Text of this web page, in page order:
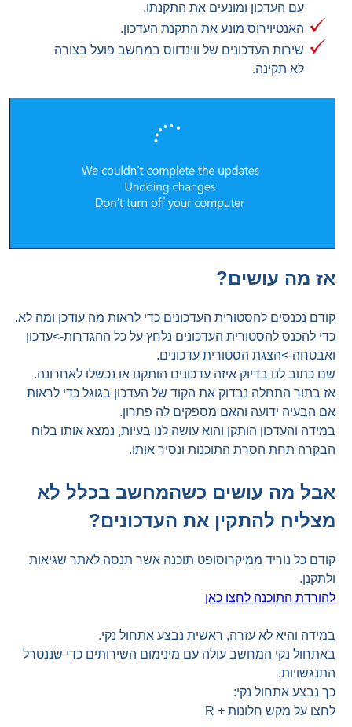
עם העדכון ומונעים את התקנתו.
האנטיוירוס מונע את התקנת העדכון.
שירות העדכונים של ווינדווס במחשב פועל בצורה
לא תקינה.
אז מה עושים?
קודם נכנסים להסטורית העדכונים כדי לראות מה עודכן ומה לא.
כדי להכנס להסטורית העדכונים נלחץ על כל ההגדרות->עדכון
ואבטחה->הצגת הסטורית עדכונים.
שם כתוב לנו בדיוק איזה עדכונים הותקנו או נכשלו לאחרונה.
אז בתור התחלה נבדוק את הקוד של העדכון בגוגל כדי לראות
אם הבעיה ידועה והאם מספקים לה פתרון.
במידה והעדכון הותקן והוא עושה לנו בעיות, נמצא אותו בלוח
הבקרה תחת הסרת התוכנות ונסיר אותו.
אבל מה עושים כשהמחשב בכלל לא
מצליח להתקין את העדכונים?
קודם כל נוריד ממיקרוסופט תוכנה אשר תנסה לאתר שגיאות
ולתקנן.
להורדת התוכנה לחצו כאן
במידה והיא לא עזרה, ראשית נבצע אתחול נקי.
באתחול נקי המחשב עולה עם מינימום השירותים כדי שננטרל
התנגשויות.
כך נבצע אתחול נקי:
לחצו על מקש חלונות + R